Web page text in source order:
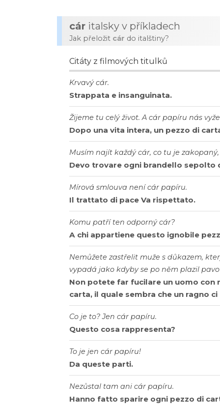
cár italsky v příkladech
Jak přeložit cár do italštiny?
Citáty z filmových titulků
Krvavý cár.
Strappata e insanguinata.
Žijeme tu celý život. A cár papíru nás
Dopo una vita intera, un pezzo di
Musím najít každý cár, co tu je
Devo trovare ogni brandello sepolto
Mírová smlouva není cár papíru.
Il trattato di pace Va rispettato.
Komu patří ten odporný cár?
A chi appartiene questo ignobile
Nemůžete zastřelit muže s důkazem,
vypadá jako kdyby se po něm plazil
Non potete far fucilare un uomo
carta, il quale sembra che un ragno
Co je to? Jen cár papíru.
Questo cosa rappresenta?
To je jen cár papíru!
Da queste parti.
Nezůstal tam ani cár papíru.
Hanno fatto sparire ogni pezzo di